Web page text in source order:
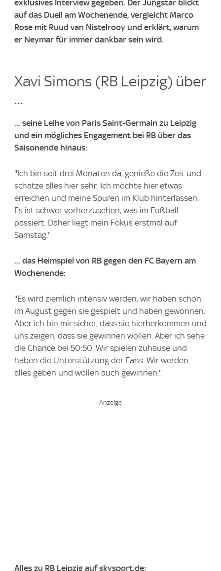
exklusives Interview gegeben. Der Jungstar blickt
auf das Duell am Wochenende, vergleicht Marco
Rose mit Ruud van Nistelrooy und erklärt, warum
er Neymar für immer dankbar sein wird.
Xavi Simons (RB Leipzig) über
...
... seine Leihe von Paris Saint-Germain zu Leipzig
und ein mögliches Engagement bei RB über das
Saisonende hinaus:
"Ich bin seit drei Monaten da, genieße die Zeit und
schätze alles hier sehr. Ich möchte hier etwas
erreichen und meine Spuren im Klub hinterlassen.
Es ist schwer vorherzusehen, was im Fußball
passiert. Daher liegt mein Fokus erstmal auf
Samstag."
... das Heimspiel von RB gegen den FC Bayern am
Wochenende:
"Es wird ziemlich intensiv werden, wir haben schon
im August gegen sie gespielt und haben gewonnen.
Aber ich bin mir sicher, dass sie hierherkommen und
uns zeigen, dass sie gewinnen wollen. Aber ich sehe
die Chance bei 50:50. Wir spielen zuhause und
haben die Unterstützung der Fans. Wir werden
alles geben und wollen auch gewinnen."
Alles zu RB Leipzig auf skysport.de: